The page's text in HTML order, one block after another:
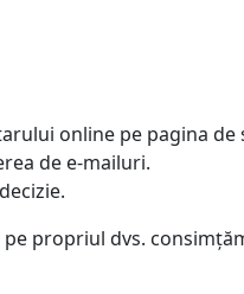
online pe pagina de
de e-mailuri.
propriul dvs.